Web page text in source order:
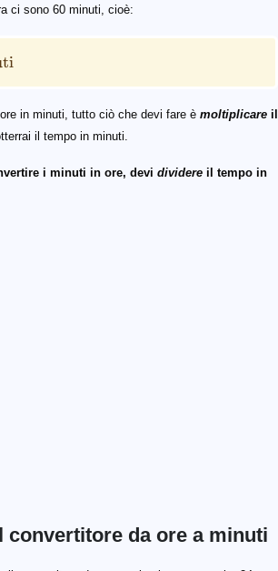
ci sono 60 minuti, cioè:
\ \text{minuti}
in minuti, tutto ciò che devi fare è moltiplicare il
il tempo in minuti.
i minuti in ore, devi dividere il tempo in
convertitore da ore a minuti